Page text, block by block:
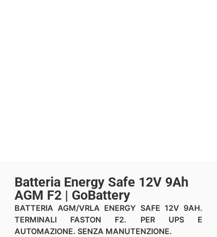
Batteria Energy Safe 12V 9Ah
AGM F2 | GoBattery
BATTERIA AGM/VRLA ENERGY SAFE 12V 9AH.
TERMINALI FASTON F2. PER UPS E
AUTOMAZIONE. SENZA MANUTENZIONE.